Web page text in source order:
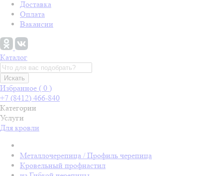
Доставка
Оплата
Вакансии
Каталог
Искать
Избранное ( 0 )
+7 (8412) 466-840
Категории
Услуги
Для кровли
Металлочерепица / Профиль черепица
Кровельный профнастил